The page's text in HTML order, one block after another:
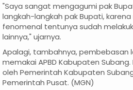
"Saya sangat mengagumi pak
langkah-langkah pak Bupati,
fenomenal tentunya sudah
lainnya," ujarnya.
Apalagi, tambahnya, pembebasan
memakai APBD Kabupaten
oleh Pemerintah Kabupaten
Pemerintah Pusat. (MGN)